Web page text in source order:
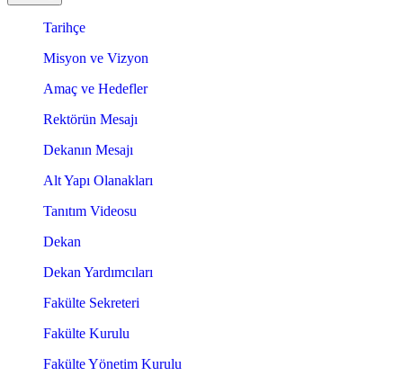
Tarihçe
Misyon ve Vizyon
Amaç ve Hedefler
Rektörün Mesajı
Dekanın Mesajı
Alt Yapı Olanakları
Tanıtım Videosu
Dekan
Dekan Yardımcıları
Fakülte Sekreteri
Fakülte Kurulu
Fakülte Yönetim Kurulu